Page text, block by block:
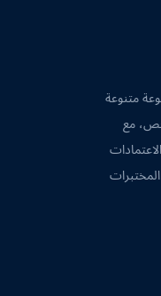
متنوعة
تزيد عددها عن 4000 فحص، مع